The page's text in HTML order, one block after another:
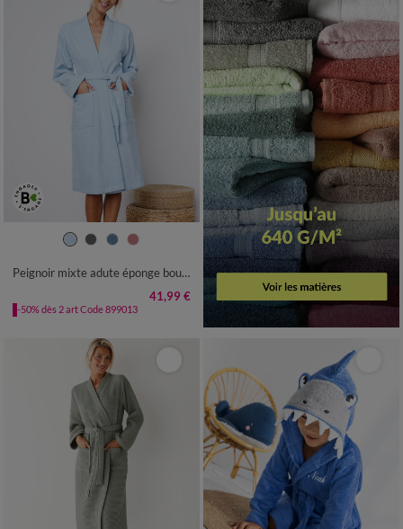
38/40 42/44
Peignoir mixte adute éponge bouclette 1er prix
41,99 €
-50% dès 2 art Code 899013